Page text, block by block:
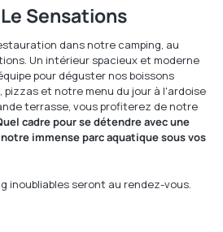
Sensations
dans notre camping, au
Un intérieur spacieux et moderne
pour déguster nos boissons
pizzas et notre menu du jour à l'ardoise
terrasse, vous profiterez de notre
cadre pour se détendre avec une
immense parc aquatique sous vos
inoubliables seront au rendez-vous.